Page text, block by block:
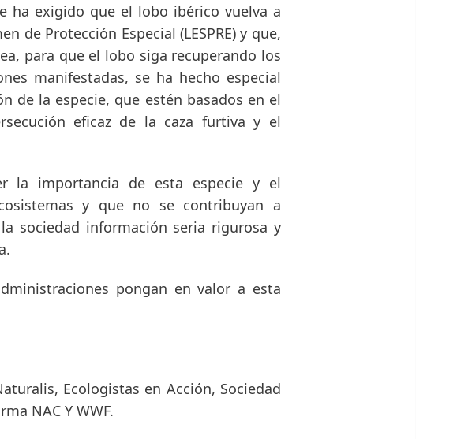
ha exigido que el lobo ibérico vuelva a
de Protección Especial (LESPRE) y que,
para que el lobo siga recuperando los
manifestadas, se ha hecho especial
de la especie, que estén basados en el
eficaz de la caza furtiva y el
la importancia de esta especie y el
y que no se contribuyan a
sociedad información seria rigurosa y
pongan en valor a esta
Ecologistas en Acción, Sociedad
NAC Y WWF.